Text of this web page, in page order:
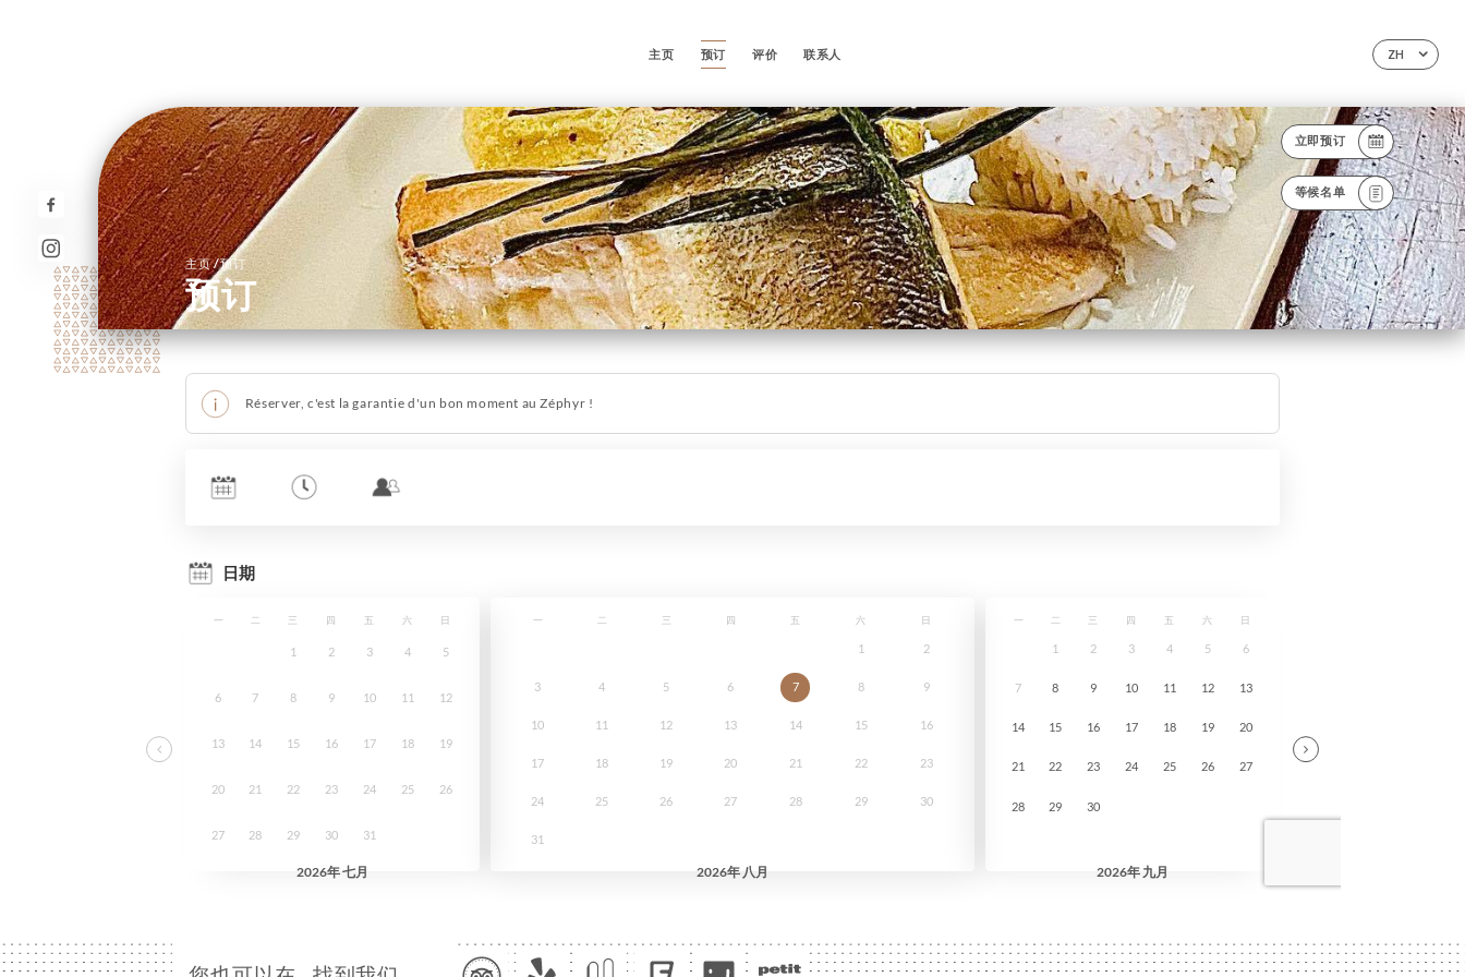
ZH
主页 预订 评价 联系人
立即预订
等候名单
主页/预订
预订